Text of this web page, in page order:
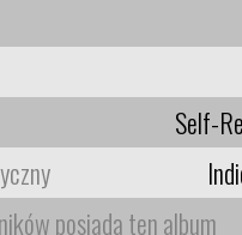
Self-
posiada ten album